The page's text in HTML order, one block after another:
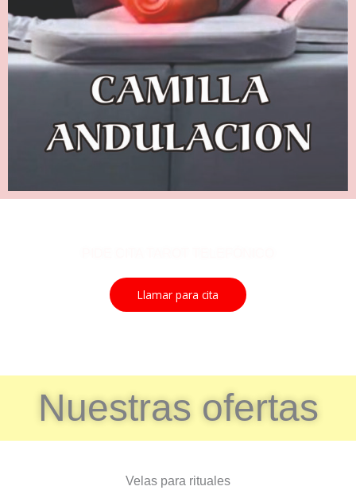
Llamar para cita
Nuestras ofertas
Velas para rituales